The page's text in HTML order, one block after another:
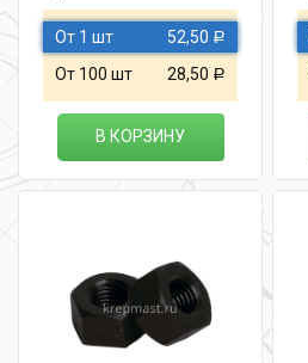
От 1 шт 52,50 Р
От 100 шт 28,50 Р
В КОРЗИНУ